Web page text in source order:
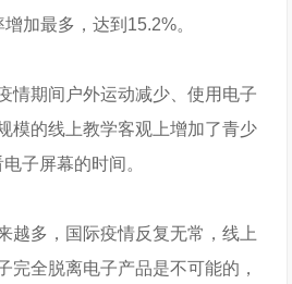
加最多，达到15.2%。
情期间户外运动减少、使用电子
模的线上教学客观上增加了青少
子屏幕的时间。
越多，国际疫情反复无常，线上
完全脱离电子产品是不可能的，